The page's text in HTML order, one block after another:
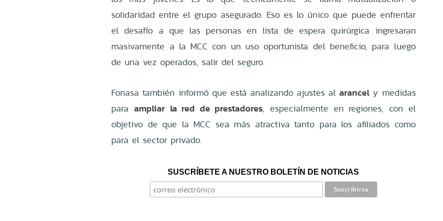
solidaridad entre el grupo asegurado. Eso es lo único que puede enfrentar
el desafío a que las personas en lista de espera quirúrgica ingresaran
masivamente a la MCC con un uso oportunista del beneficio, para luego
de una vez operados, salir del seguro.
Fonasa también informó que está analizando ajustes alarancel y medidas
para ampliar la red de prestadores, especialmente en regiones, con el
objetivo de que la MCC sea más atractiva tanto para los afiliados como
para el sector privado.
SUSCRÍBETE A NUESTRO BOLETÍN DE NOTICIAS